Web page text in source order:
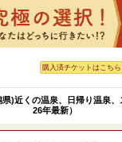
購入済チケットはこちら
県)近くの温泉、日帰り温泉
26年最新）